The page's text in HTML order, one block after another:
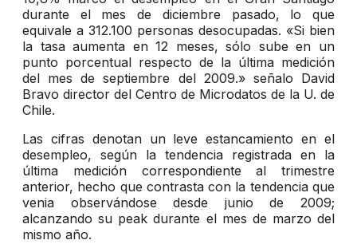
durante el mes de diciembre pasado, lo que
equivale a 312.100 personas desocupadas. «Si bien
la tasa aumenta en 12 meses, sólo sube en un
punto porcentual respecto de la última medición
del mes de septiembre del 2009.» señalo David
Bravo director del Centro de Microdatos de la U. de
Chile.
Las cifras denotan un leve estancamiento en el
desempleo, según la tendencia registrada en la
última medición correspondiente al trimestre
anterior, hecho que contrasta con la tendencia que
venia observándose desde junio de 2009;
alcanzando su peak durante el mes de marzo del
mismo año.